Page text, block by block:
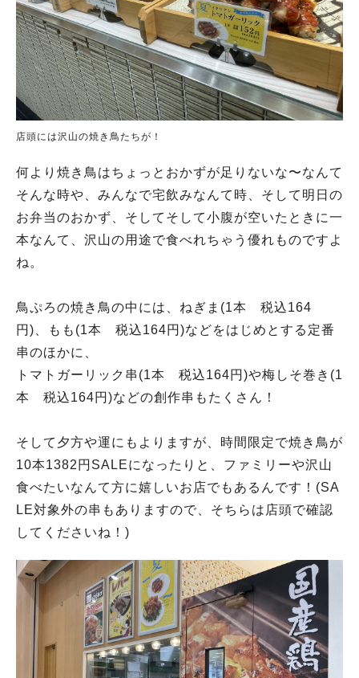
店頭には沢山の焼き鳥たちが！
何より焼き鳥はちょっとおかずが足りないな〜なんて
そんな時や、みんなで宅飲みなんて時、そして明日の
お弁当のおかず、そしてそして小腹が空いたときに一
本なんて、沢山の用途で食べれちゃう優れものですよ
ね。
鳥ぷろの焼き鳥の中には、ねぎま(1本 税込164
円)、もも(1本 税込164円)などをはじめとする定番
串のほかに、
トマトガーリック串(1本 税込164円)や梅しそ巻き(1
本 税込164円)などの創作串もたくさん！
そして夕方や運にもよりますが、時間限定で焼き鳥が
10本1382円SALEになったりと、ファミリーや沢山
食べたいなんて方に嬉しいお店でもあるんです！(SA
LE対象外の串もありますので、そちらは店頭で確認
してくださいね！)